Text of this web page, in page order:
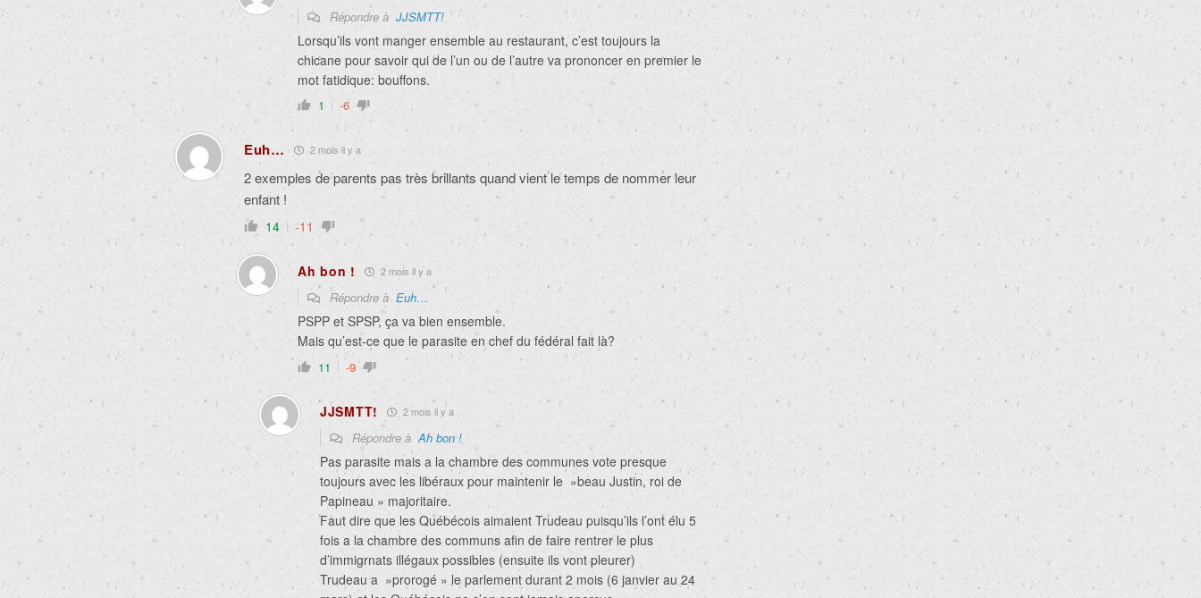
Répondre à JJSMTT!
Lorsqu’ils vont manger ensemble au restaurant, c’est toujours la
chicane pour savoir qui de l’un ou de l’autre va prononcer en premier le
mot fatidique: bouffons.
1 -6
Euh… 2 mois il y a
2 exemples de parents pas très brillants quand vient le temps de nommer leur
enfant !
14 -11
Ah bon ! 2 mois il y a
Répondre à Euh…
PSPP et SPSP, ça va bien ensemble.
Mais qu’est-ce que le parasite en chef du fédéral fait là?
11 -9
JJSMTT! 2 mois il y a
Répondre àAh bon !
Pas parasite mais a la chambre des communes vote presque
toujours avec les libéraux pour maintenir le »beau Justin, roi de
Papineau » majoritaire.
Faut dire que les Québécois aimaient Trudeau puisqu’ils l’ont élu 5
fois a la chambre des communs afin de faire rentrer le plus
d’immigrnats illégaux possibles (ensuite ils vont pleurer)
Trudeau a »prorogé » le parlement durant 2 mois (6 janvier au 24